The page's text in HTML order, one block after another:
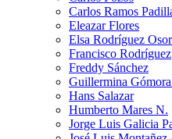
Carlos Ramos
Eleazar Flores
Elsa Rodríguez
Francisco Rodríguez
Freddy Sánchez
Guillermina
Hans Salazar
Humberto Mares N.
Jorge Luis Galicia